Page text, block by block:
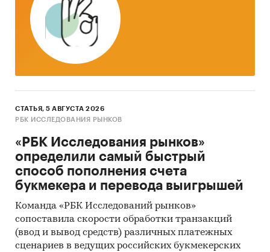
- Объему розничных продаж услуг в
фактических и сопоставимых ценах
- Объему розничных продаж
- Объему розничных продаж
непродовольственных товаров в фактических
Изучаемая категория:
В период 2006-2020категория « кирпич
представлена без уточнения входящих в стстав
группы разновидностей кирпича.
С 2021 года категория «кирпич» включает
суммарно (без сегментации по видам): кирпич
СТАТЬЯ, 5 АВГУСТА 2026
РБК ИССЛЕДОВАНИЯ РЫНКОВ
«РБК Исследования рынков»
определили самый быстрый
способ пополнения счета
букмекера и перевода выигрышей
Команда «РБК Исследований рынков»
сопоставила скорости обработки транзакций
(ввод и вывод средств) различных платежных
сценариев в ведущих российских букмекерских